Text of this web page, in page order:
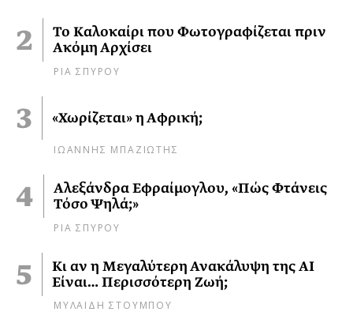
Το Καλοκαίρι που Φωτογραφίζεται πριν
Ακόμη Αρχίσει
ΡΙΑ ΣΠΥΡΟΥ
«Χωρίζεται» η Αφρική;
ΙΩΑΝΝΗΣ ΜΠΑΖΙΩΤΗΣ
Αλεξάνδρα Εφραίμογλου, «Πώς Φτάνεις
Τόσο Ψηλά;»
ΡΙΑ ΣΠΥΡΟΥ
Κι αν η Μεγαλύτερη Ανακάλυψη της AI
Είναι… Περισσότερη Ζωή;
ΜΥΛΑΙΔΗ ΣΤΟΥΜΠΟΥ